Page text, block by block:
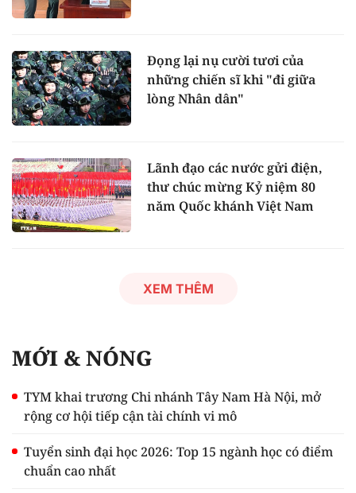
Đọng lại nụ cười tươi của
những chiến sĩ khi "đi giữa
lòng Nhân dân"
Lãnh đạo các nước gửi điện,
thư chúc mừng Kỷ niệm 80
năm Quốc khánh Việt Nam
XEM THÊM
MỚI & NÓNG
TYM khai trương Chi nhánh Tây Nam Hà Nội, mở
rộng cơ hội tiếp cận tài chính vi mô
Tuyển sinh đại học 2026: Top 15 ngành học có điểm
chuẩn cao nhất